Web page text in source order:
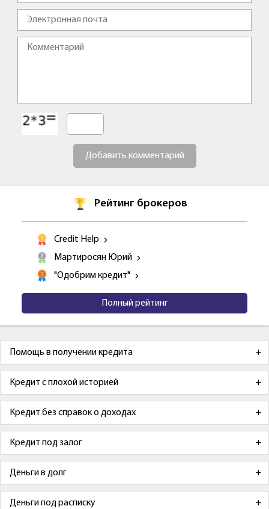
Добавить комментарий
Рейтинг брокеров
Credit Help
Мартиросян Юрий
"Одобрим кредит"
Полный рейтинг
Помощь в получении кредита
Кредит с плохой историей
Кредит без справок о доходах
Кредит под залог
Деньги в долг
Деньги под расписку